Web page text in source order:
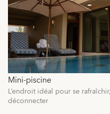
Mini-piscine
L’endroit idéal pour se
déconnecter